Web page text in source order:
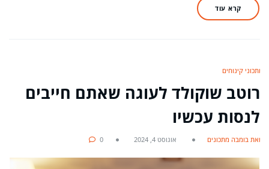
קרא עוד
מתכוני קינוחים
רוטב שוקולד לעוגה שאתם חייבים
לנסות עכשיו
מאת בומבה מתכונים אוגוסט 4, 2024 0